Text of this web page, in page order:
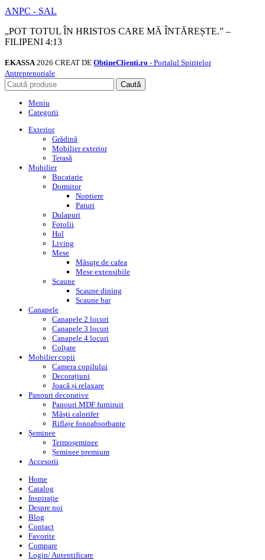
ANPC - SAL
„POT TOTUL ÎN HRISTOS CARE MĂ ÎNTĂREȘTE.” –
FILIPENI 4:13
EKASSA 2026 CREAT DE ObtineClienti.ro - Portalul Spiritelor
Antreprenoriale
Caută
Meniu
Categorii
Exterior
Grădină
Mobilier exterior
Terasă
Mobilier
Bucatarie
Dormitor
Noptiere
Paturi
Dulapuri
Fotolii
Hol
Living
Mese
Măsuțe de cafea
Mese extensibile
Scaune
Scaune dining
Scaune bar
Canapele
Canapele 2 locuri
Canapele 3 locuri
Canapele 4 locuri
Colțare
Mobilier copii
Camera copilului
Decorațiuni
Joacă și relaxare
Panouri decorative
Panouri MDF furniruit
Măști calorifer
Riflaje fonoabsorbante
Șeminee
Termoșeminee
Șeminee premium
Accesorii
Home
Catalog
Inspirație
Despre noi
Blog
Contact
Favorite
Compare
Login/ Autentificare